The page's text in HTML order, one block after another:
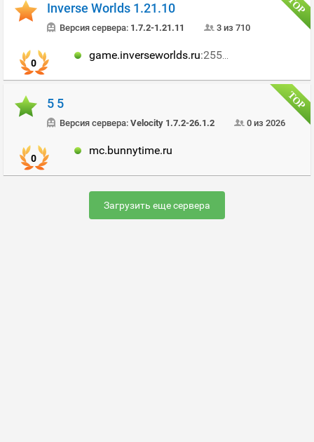
Inverse Worlds 1.21.10
Версия сервера: 1.7.2-1.21.11 3 из 710
0
game.inverseworlds.ru:25568
5 5
Версия сервера: Velocity 1.7.2-26.1.2 0 из 2026
0
mc.bunnytime.ru
Загрузить еще сервера